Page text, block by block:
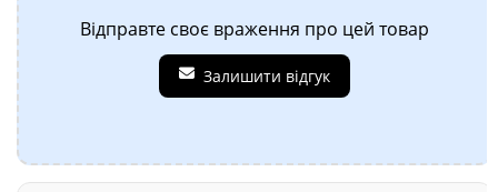
Відправте своє враження про цей товар
Залишити відгук